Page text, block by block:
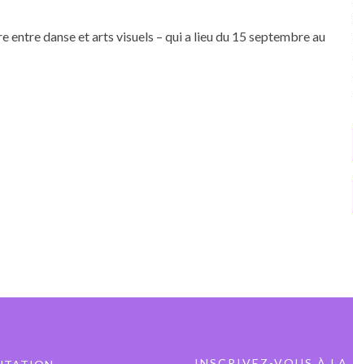
danse et arts visuels – qui a lieu du 15 septembre au